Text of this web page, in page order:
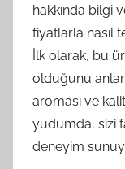
hakkında bilgi
fiyatlarla nasıl
İlk olarak, bu
olduğunu
aroması ve
yudumda, sizi
deneyim